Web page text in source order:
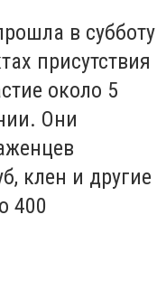
в субботу
присутствия
около 5
Они
клен и другие
400